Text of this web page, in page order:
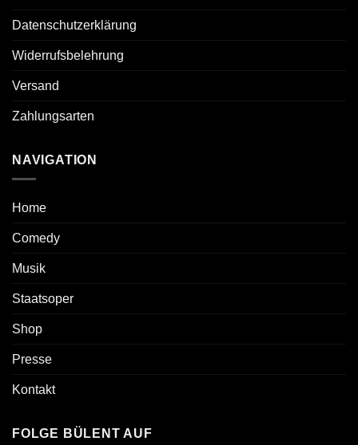
Datenschutzerklärung
Widerrufsbelehrung
Versand
Zahlungsarten
NAVIGATION
Home
Comedy
Musik
Staatsoper
Shop
Presse
Kontakt
FOLGE BÜLENT AUF